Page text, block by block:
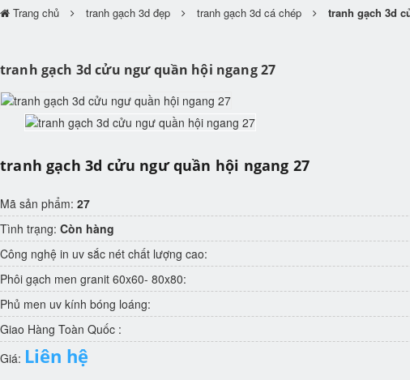
Trang chủ tranh gạch 3d đẹp tranh gạch 3d cá chép tranh gạch 3d
tranh gạch 3d cửu ngư quần hội ngang 27
tranh gạch 3d cửu ngư quần hội ngang 27
Mã sản phẩm: 27
Tình trạng: Còn hàng
Công nghệ in uv sắc nét chất lượng cao:
Phôi gạch men granit 60x60- 80x80:
Phủ men uv kính bóng loáng:
Giao Hàng Toàn Quốc :
Giá: Liên hệ